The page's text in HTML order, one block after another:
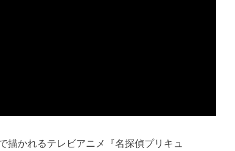
描かれるテレビアニメ『名探偵プリキュ